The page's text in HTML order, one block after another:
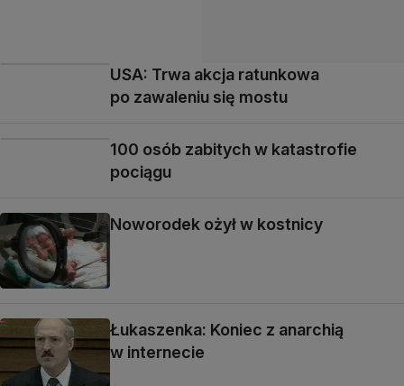
USA: Trwa akcja ratunkowa
po zawaleniu się mostu
100 osób zabitych w katastrofie
pociągu
Noworodek ożył w kostnicy
Łukaszenka: Koniec z anarchią
w internecie